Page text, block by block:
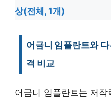
상(전체, 1개)
어금니 임플란트와
격 비교
어금니 임플란트는 저